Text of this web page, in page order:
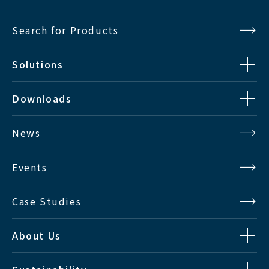
Search for Products
Solutions
Downloads
News
Events
Case Studies
About Us